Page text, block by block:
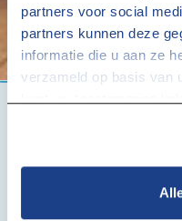
partners voor social
partners kunnen deze
informatie die u aan ze
verzameld op basis van